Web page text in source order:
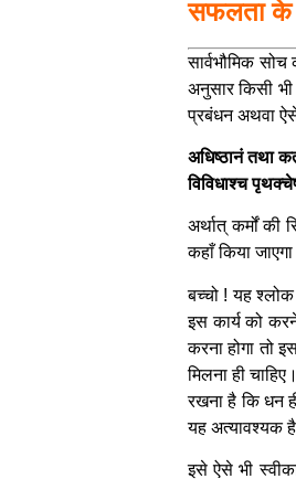
सफलता
सार्वभौमिक
अनुसार किसी
प्रबंधन अथवा
अधिष्ठानं तथा
विविधाश्च
अर्थात् कर्मों की
कहाँ किया
बच्चो ! यह
इस कार्य को
करना होगा तो
मिलना ही
रखना है कि धन
यह अत्यावश्यक
इसे ऐसे भी